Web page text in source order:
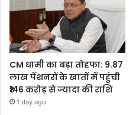
CM धामी का बड़ा तोहफा: 9.87
लाख पेंशनरों के खातों में पहुंची
₹146 करोड़ से ज्यादा की राशि
1 day ago